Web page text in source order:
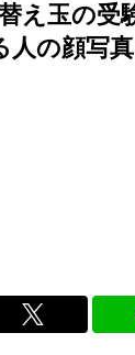
え玉の受
の顔写真